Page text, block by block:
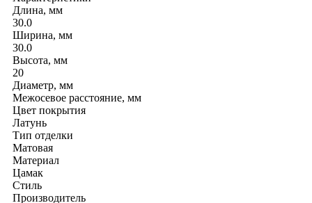
Длина, мм
30.0
Ширина, мм
30.0
Высота, мм
20
Диаметр, мм
Межосевое расстояние, мм
Цвет покрытия
Латунь
Тип отделки
Матовая
Материал
Цамак
Стиль
Производитель